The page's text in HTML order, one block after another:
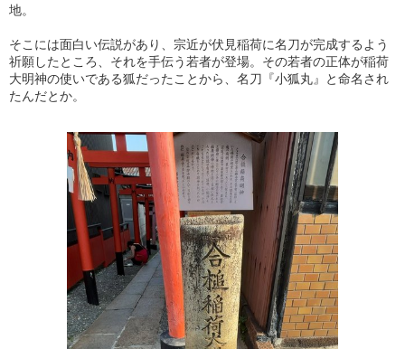
地。
そこには面白い伝説があり、宗近が伏見稲荷に名刀が完成するよう
祈願したところ、それを手伝う若者が登場。その若者の正体が稲荷
大明神の使いである狐だったことから、名刀『小狐丸』と命名され
たんだとか。